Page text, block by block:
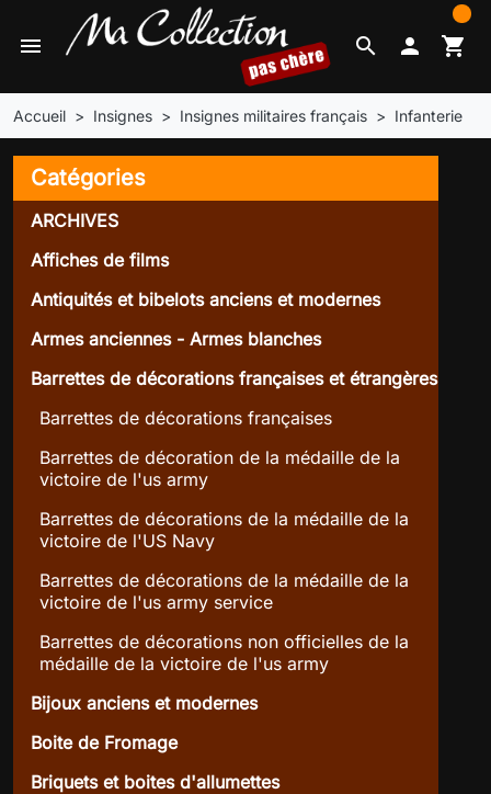
search
menu  shopping_cart
Accueil Insignes Insignes militaires français Infanterie
Catégories
ARCHIVES
Affiches de films
Antiquités et bibelots anciens et modernes
Armes anciennes - Armes blanches
Barrettes de décorations françaises et étrangères
Barrettes de décorations françaises
Barrettes de décoration de la médaille de la
victoire de l'us army
Barrettes de décorations de la médaille de la
victoire de l'US Navy
Barrettes de décorations de la médaille de la
victoire de l'us army service
Barrettes de décorations non officielles de la
médaille de la victoire de l'us army
Bijoux anciens et modernes
Boite de Fromage
Briquets et boites d'allumettes